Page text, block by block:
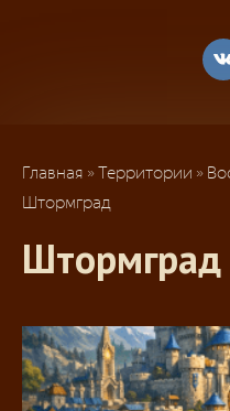
Главная »Территории »
Штормград
Штормград